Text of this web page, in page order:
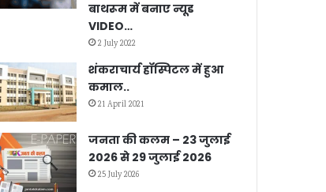
बाथरूम में बनाए न्यूड
VIDEO…
2 July 2022
शंकराचार्य हॉस्पिटल में हुआ
कमाल..
21 April 2021
जनता की कलम – 23 जुलाई
2026 से 29 जुलाई 2026
25 July 2026